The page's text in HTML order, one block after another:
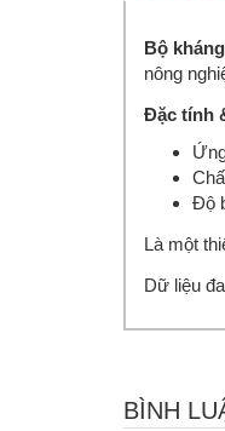
Bộ
nông
Đặc tính
Độ
Là một
Dữ liệu
BÌNH